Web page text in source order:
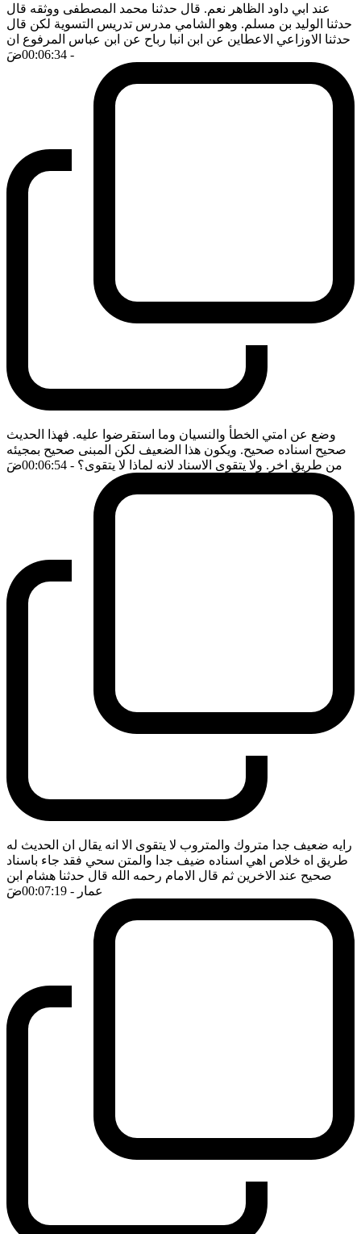
عند ابي داود الظاهر نعم. قال حدثنا محمد المصطفى ووثقه قال
حدثنا الوليد بن مسلم. وهو الشامي مدرس تدريس التسوية لكن قال
حدثنا الاوزاعي الاعطاين عن ابن انبا رباح عن ابن عباس المرفوع ان
- 00:06:34
ضَ
وضع عن امتي الخطأ والنسيان وما استقرضوا عليه. فهذا الحديث
صحيح اسناده صحيح. ويكون هذا الضعيف لكن المبنى صحيح بمجيئه
من طريق اخر. ولا يتقوى الاسناد لانه لماذا لا يتقوى؟ - 00:06:54 ضَ
رايه ضعيف جدا متروك والمتروب لا يتقوى الا انه يقال ان الحديث له
طريق اه خلاص اهي اسناده ضيف جدا والمتن سحي فقد جاء باسناد
صحيح عند الاخرين ثم قال الامام رحمه الله قال حدثنا هشام ابن
عمار - 00:07:19 ضَ